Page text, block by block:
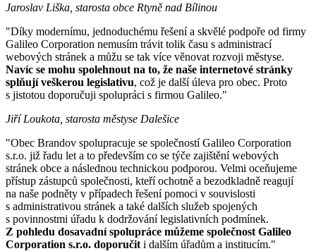
Jaroslav Liška, starosta obce Rtyně nad Bílinou
"Díky modernímu, jednoduchému řešení a skvělé podpoře od firmy
Galileo Corporation nemusím trávit tolik času s administrací
webových stránek a můžu se tak více věnovat rozvoji městyse.
Navíc se mohu spolehnout na to, že naše internetové stránky
splňují veškerou legislativu, což je další úleva pro obec. Proto
s jistotou doporučuji spolupráci s firmou Galileo."
Jiří Loukota, starosta městyse Dalešice
"Obec Brandov spolupracuje se společností Galileo Corporation
s.r.o. již řadu let a to především co se týče zajištění webových
stránek obce a následnou technickou podporou. Velmi oceňujeme
přístup zástupců společnosti, kteří ochotně a bezodkladně reagují
na naše podněty v případech řešení pomoci v souvislosti
s administrativou stránek a také dalších služeb spojených
s povinnostmi úřadu k dodržování legislativních podmínek.
Z pohledu dosavadní spolupráce můžeme společnost Galileo
Corporation s.r.o. doporučit i dalším úřadům a institucím."